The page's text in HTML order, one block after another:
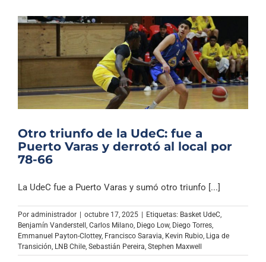
Otro triunfo de la UdeC: fue a
Puerto Varas y derrotó al local por
78-66
La UdeC fue a Puerto Varas y sumó otro triunfo [...]
Por administrador octubre 17, 2025 Etiquetas: Basket UdeC,
Benjamín Vanderstell , Carlos Milano, Diego Low, Diego Torres,
Emmanuel Payton-Clottey, Francisco Saravia, Kevin Rubio, Liga de
Transición, LNB Chile, Sebastián Pereira, Stephen Maxwell